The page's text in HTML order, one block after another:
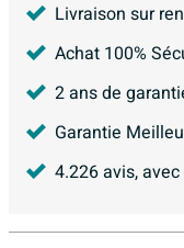
Livraison sur
Achat 100%
2 ans de
Garantie
4.226avis,